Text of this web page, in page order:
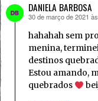
DANIELA BARBOSA
disse:
30 de março de 2021
hahahah sem
menina,
destinos
Estou amando,
quebrados